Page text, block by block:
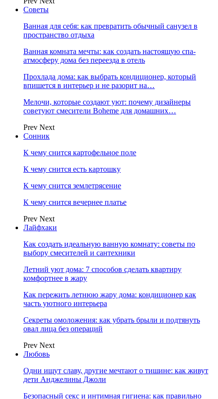
Советы
Ванная для себя: как превратить обычный санузел в
пространство отдыха
Ванная комната мечты: как создать настоящую спа-
атмосферу дома без переезда в отель
Прохлада дома: как выбрать кондиционер, который
впишется в интерьер и не разорит на…
Мелочи, которые создают уют: почему дизайнеры
советуют смесители Boheme для домашних…
Prev Next
Сонник
К чему снится картофельное поле
К чему снится есть картошку
К чему снится землетрясение
К чему снится вечернее платье
Prev Next
Лайфхаки
Как создать идеальную ванную комнату: советы по
выбору смесителей и сантехники
Летний уют дома: 7 способов сделать квартиру
комфортнее в жару
Как пережить летнюю жару дома: кондиционер как
часть уютного интерьера
Секреты омоложения: как убрать брыли и подтянуть
овал лица без операций
Prev Next
Любовь
Одни ищут славу, другие мечтают о тишине: как живут
дети Анджелины Джоли
Безопасный секс и интимная гигиена: как правильно